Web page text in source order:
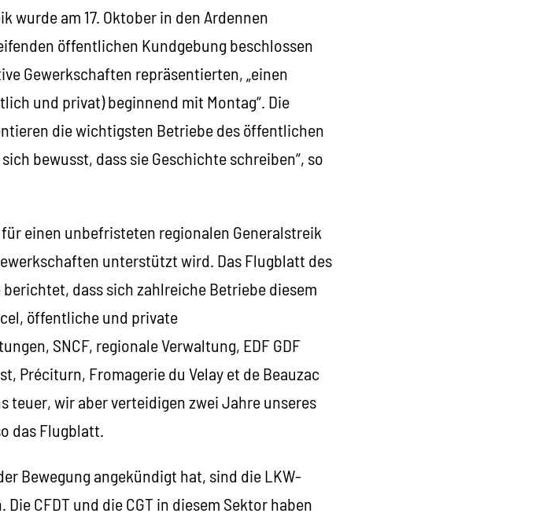
wurde am 17. Oktober in den Ardennen
öffentlichen Kundgebung beschlossen
Gewerkschaften repräsentierten, „einen
und privat) beginnend mit Montag“. Die
die wichtigsten Betriebe des öffentlichen
bewusst, dass sie Geschichte schreiben“, so
einen unbefristeten regionalen Generalstreik
unterstützt wird. Das Flugblatt des
dass sich zahlreiche Betriebe diesem
öffentliche und private
SNCF, regionale Verwaltung, EDF GDF
Préciturn, Fromagerie du Velay et de Beauzac
teuer, wir aber verteidigen zwei Jahre unseres
das Flugblatt.
Bewegung angekündigt hat, sind die LKW-
CFDT und die CGT in diesem Sektor haben